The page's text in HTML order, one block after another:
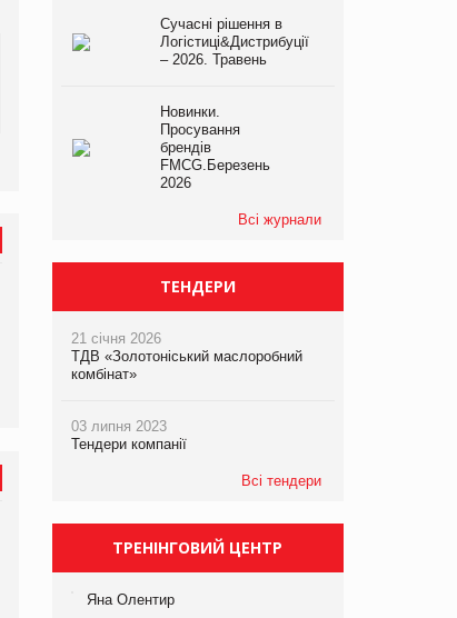
EVA.UA запустила
кампанію «Хто б знав» про
асортимент, якого покупці
не очікують побачити на
Kraft Heinz скоротила
Сучасні рішення в
Логістиці&Дистрибуції
– 2026. Травень
Новинки.
Просування
брендів
FMCG.Березень
2026
Всі журнали
ТЕНДЕРИ
21 січня 2026
ТДВ «Золотоніський маслоробний
комбінат»
03 липня 2023
Тендери компанії
Всі тендери
ТРЕНІНГОВИЙ ЦЕНТР
Яна Олентир